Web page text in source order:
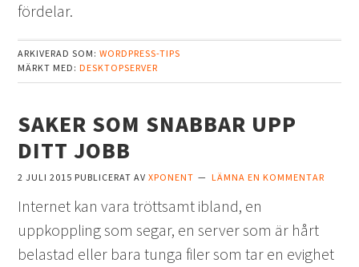
fördelar.
ARKIVERAD SOM:WORDPRESS-TIPS
MÄRKT MED:DESKTOPSERVER
SAKER SOM SNABBAR UPP
DITT JOBB
2 JULI 2015 PUBLICERAT AVXPONENT LÄMNA EN KOMMENTAR
Internet kan vara tröttsamt ibland, en
uppkoppling som segar, en server som är hårt
belastad eller bara tunga filer som tar en evighet